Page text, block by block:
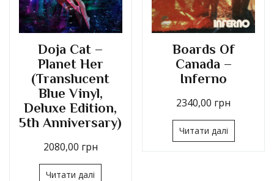
Doja Cat –
Planet Her
(Translucent
Blue Vinyl,
Deluxe Edition,
5th Anniversary)
2080,00 грн
Читати далі
Boards Of
Canada –
Inferno
2340,00 грн
Читати далі